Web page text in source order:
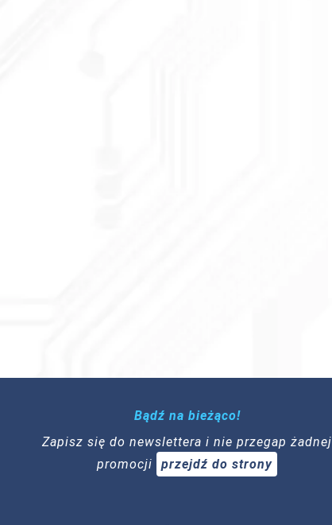
Bądź na bieżąco!
Zapisz się do newslettera i nie przegap żadnej
promocji
przejdź do strony